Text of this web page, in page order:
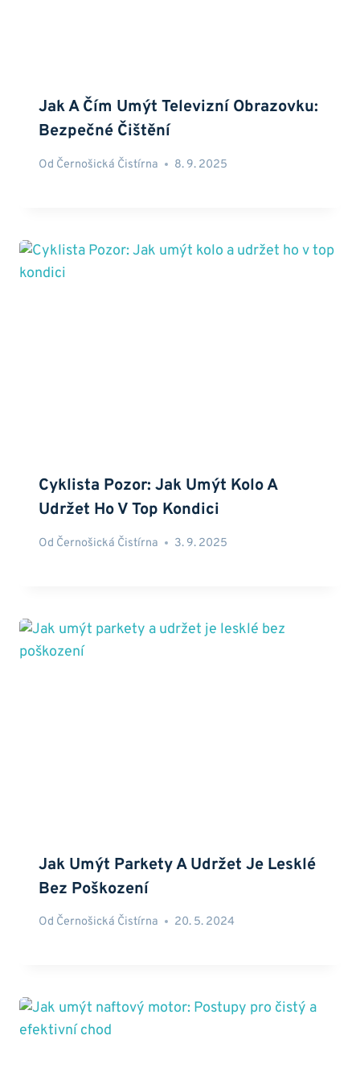
Jak A Čím Umýt Televizní Obrazovku:
Bezpečné Čištění
Od Černošická Čistírna 8. 9. 2025
Cyklista Pozor: Jak Umýt Kolo A
Udržet Ho V Top Kondici
Od Černošická Čistírna 3. 9. 2025
Jak Umýt Parkety A Udržet Je Lesklé
Bez Poškození
Od Černošická Čistírna 20. 5. 2024